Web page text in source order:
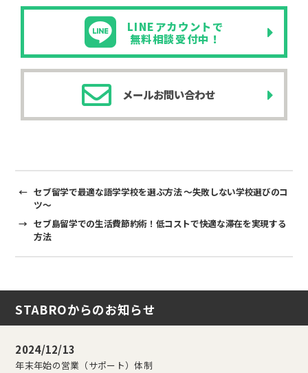
c
b
o
k
e
ail p
y
Li
n
k
LINEアカウントで
無料相談受付中！
メールお問い合わせ
← セブ留学で最適な語学学校を選ぶ方法 ～失敗しない学校選びのコ
ツ～
→ セブ島留学での生活費節約術！低コストで快適な滞在を実現する
方法
STABROからのお知らせ
2024/12/13
年末年始の営業（サポート）体制